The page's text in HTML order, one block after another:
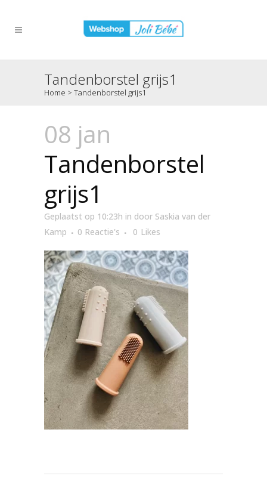
Tandenborstel grijs1
Home > Tandenborstel grijs1
08 jan
Tandenborstel
grijs1
Geplaatst op 10:23h in door Saskia van der
Kamp
0 Reactie's 0 Likes